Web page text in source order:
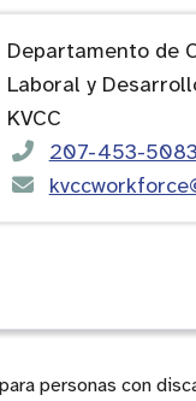
Departamento de
Laboral y
KVCC
207-453-5083
personas con